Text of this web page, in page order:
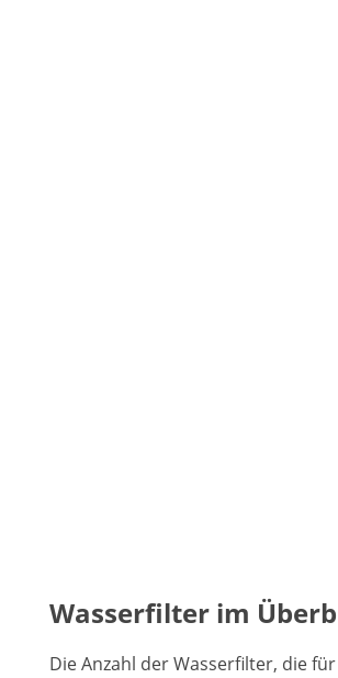
Wasserfilter im
Die Anzahl der Wasserfilter, die